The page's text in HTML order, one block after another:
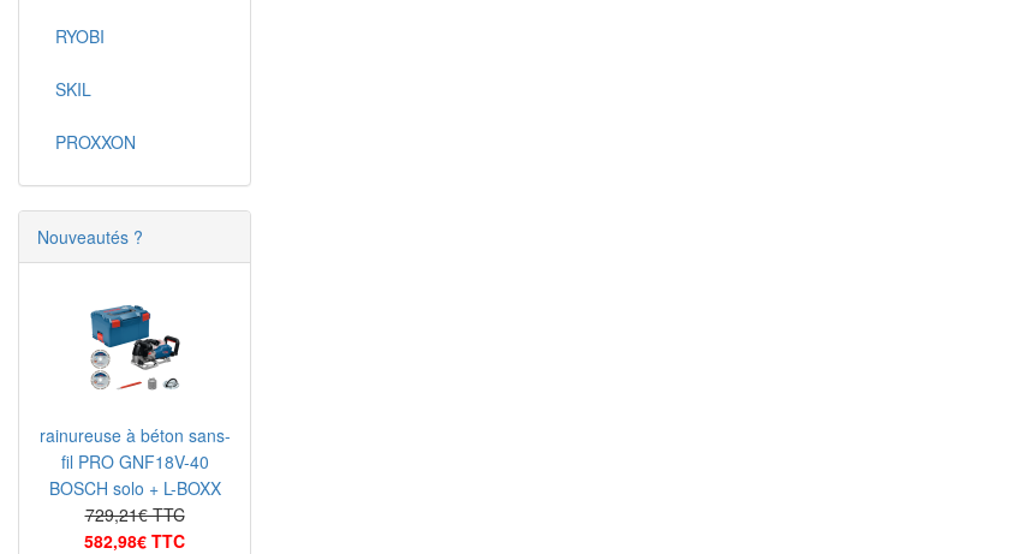
RYOBI
SKIL
PROXXON
Nouveautés ?
rainureuse à béton sans-
fil PRO GNF18V-40
BOSCH solo + L-BOXX
729,21€ TTC
582,98€ TTC